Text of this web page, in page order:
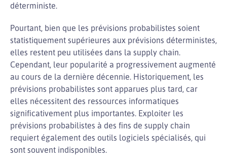
déterministe.
Pourtant, bien que les prévisions probabilistes soient
statistiquement supérieures aux prévisions déterministes,
elles restent peu utilisées dans la supply chain.
Cependant, leur popularité a progressivement augmenté
au cours de la dernière décennie. Historiquement, les
prévisions probabilistes sont apparues plus tard, car
elles nécessitent des ressources informatiques
significativement plus importantes. Exploiter les
prévisions probabilistes à des fins de supply chain
requiert également des outils logiciels spécialisés, qui
sont souvent indisponibles.